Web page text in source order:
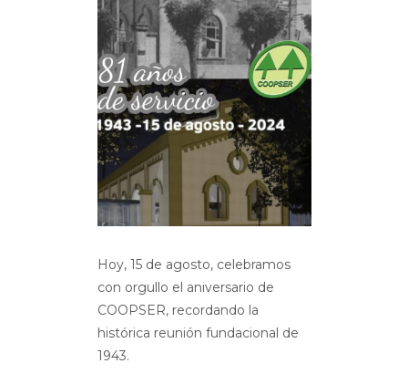
Hoy, 15 de agosto, celebramos
con orgullo el aniversario de
COOPSER, recordando la
histórica reunión fundacional de
1943.